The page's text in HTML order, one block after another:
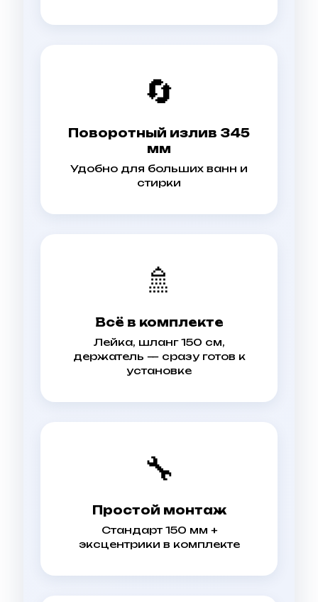
🔄
Поворотный излив 345
мм
Удобно для больших ванн и
стирки
🚿
Всё в комплекте
Лейка, шланг 150 см,
держатель — сразу готов к
установке
🔧
Простой монтаж
Стандарт 150 мм +
эксцентрики в комплекте